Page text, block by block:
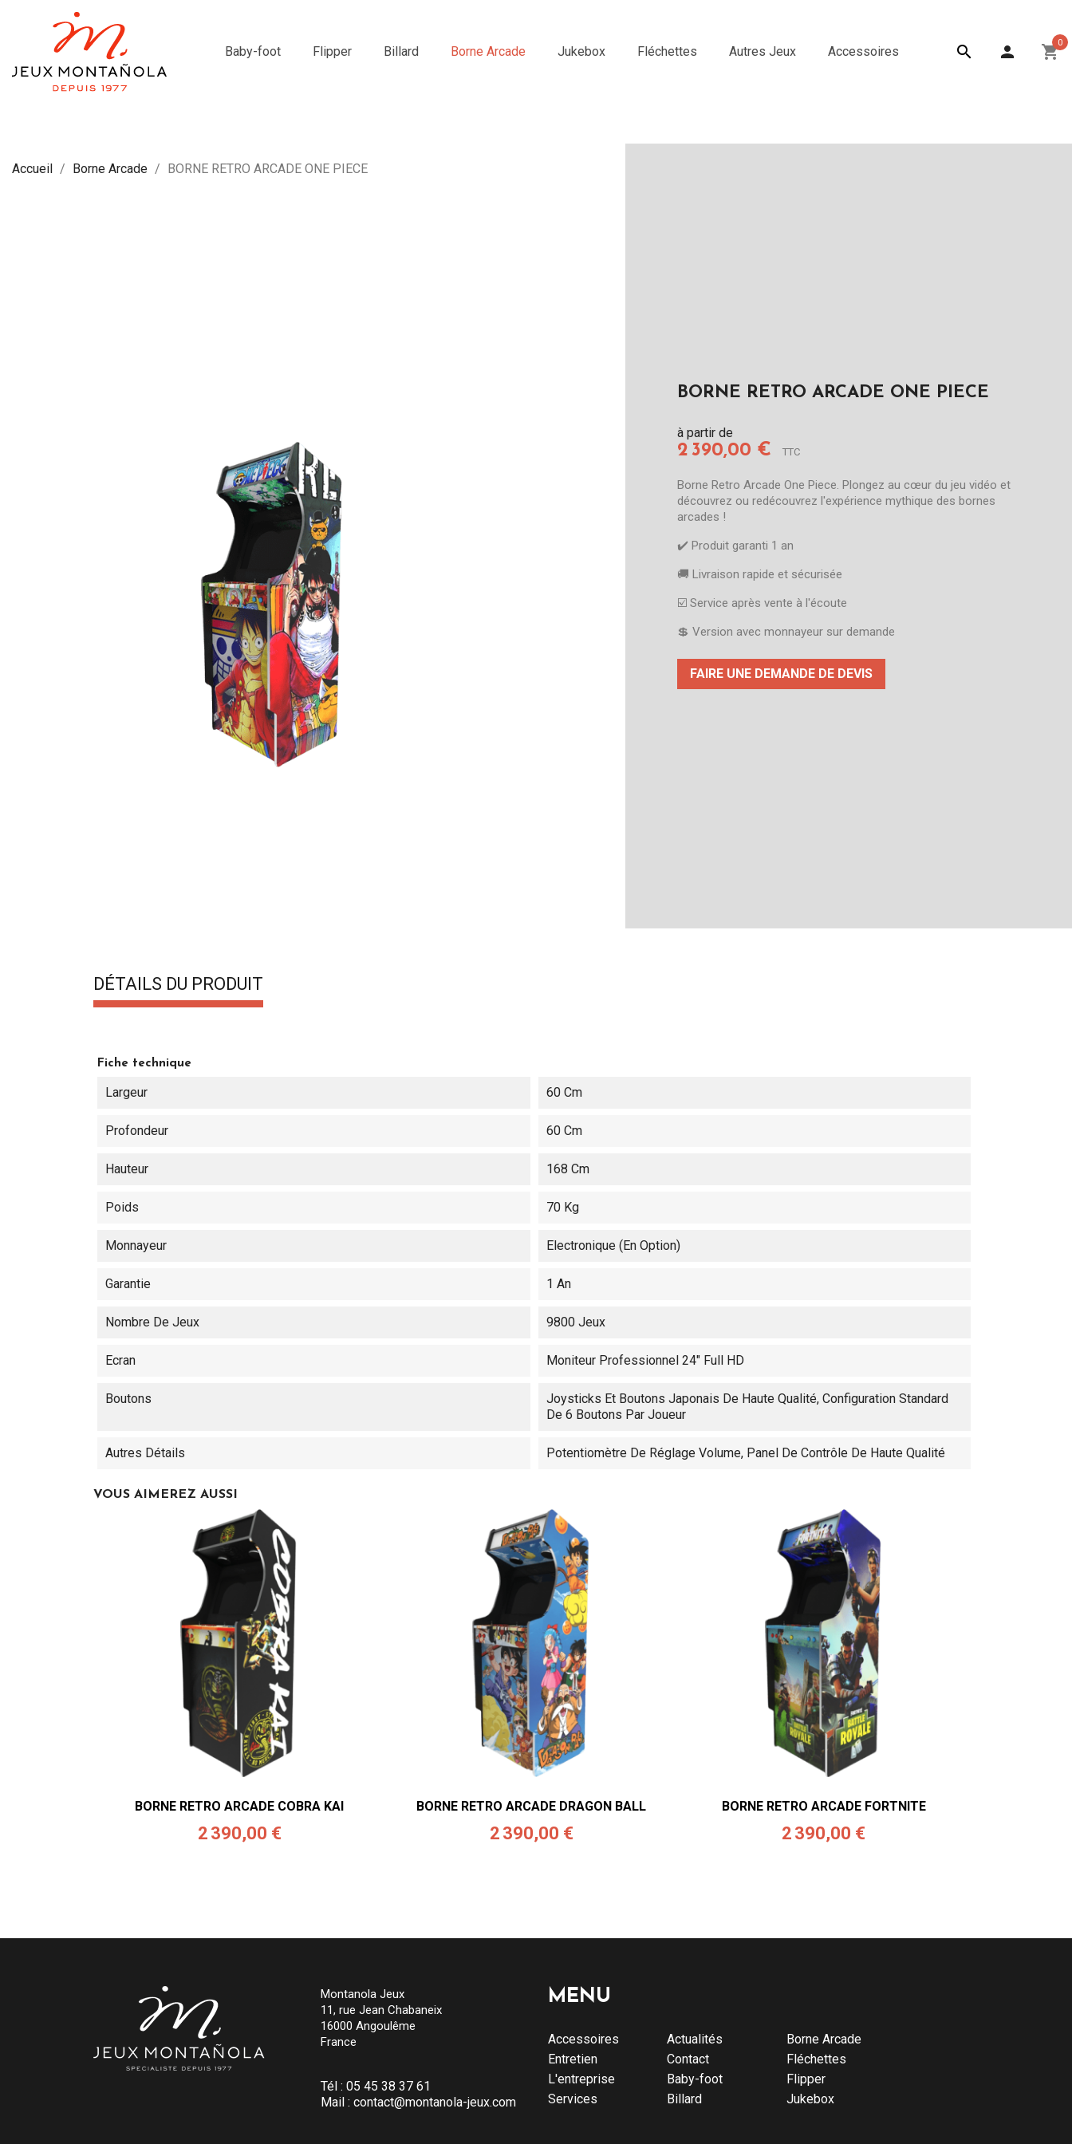
Baby-foot Flipper Billard Borne Arcade Jukebox Fléchettes Autres Jeux Accessoires  person shopping_cart0
Accueil Borne Arcade BORNE RETRO ARCADE ONE PIECE
BORNE RETRO ARCADE ONE PIECE
à partir de
2 390,00 € TTC
Borne Retro Arcade One Piece. Plongez au cœur du jeu vidéo et
découvrez ou redécouvrez l'expérience mythique des bornes
arcades !
✔️​ Produit garanti 1 an
🚚​ Livraison rapide et sécurisée
☑️​ Service après vente à l'écoute
💲 Version avec monnayeur sur demande
FAIRE UNE DEMANDE DE DEVIS
DÉTAILS DU PRODUIT
Fiche technique
Largeur 60 Cm
Profondeur 60 Cm
Hauteur 168 Cm
Poids 70 Kg
Monnayeur Electronique (en Option)
Garantie 1 An
Nombre De Jeux 9800 Jeux
Ecran Moniteur Professionnel 24" Full HD
Boutons
Joysticks Et Boutons Japonais De Haute Qualité, Configuration Standard
De 6 Boutons Par Joueur
Autres Détails Potentiomètre De Réglage Volume, Panel De Contrôle De Haute Qualité
VOUS AIMEREZ AUSSI
BORNE RETRO ARCADE COBRA KAI
2 390,00 €
BORNE RETRO ARCADE DRAGON BALL
2 390,00 €
BORNE RETRO ARCADE FORTNITE
2 390,00 €
Montanola Jeux
11, rue Jean Chabaneix
16000 Angoulême
France
Tél : 05 45 38 37 61
Mail : contact@montanola-jeux.com
MENU
Accessoires
Entretien
L'entreprise
Services
Actualités
Contact
Baby-foot
Billard
Borne Arcade
Fléchettes
Flipper
Jukebox